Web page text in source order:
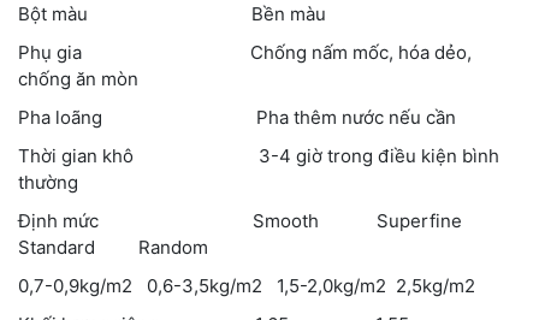
Bột màu Bền màu
Phụ gia Chống nấm mốc, hóa dẻo,
chống ăn mòn
Pha loãng Pha thêm nước nếu cần
Thời gian khô 3-4 giờ trong điều kiện bình
thường
Định mức Smooth Superfine
Standard Random
0,7-0,9kg/m2 0,6-3,5kg/m2 1,5-2,0kg/m2 2,5kg/m2